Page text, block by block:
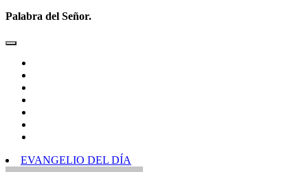
Palabra del Señor.
EVANGELIO DEL DÍA